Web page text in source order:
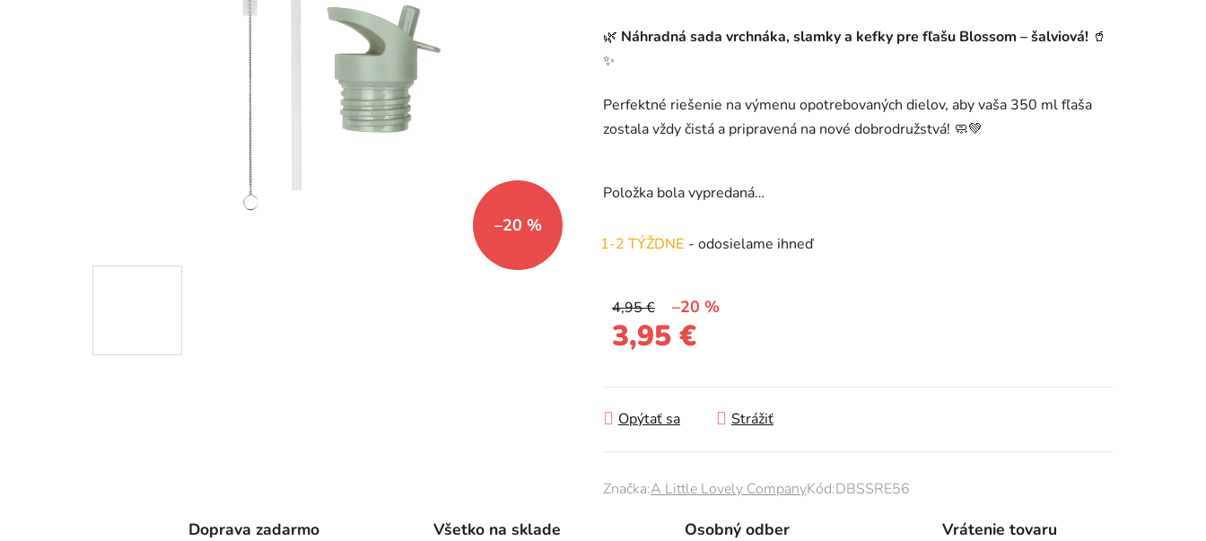
je
0,0
🌿 Náhradná sada vrchnáka, slamky a kefky pre fľašu Blossom – šalviová! 🥤
✨
Perfektné riešenie na výmenu opotrebovaných dielov, aby vaša 350 ml fľaša
zostala vždy čistá a pripravená na nové dobrodružstvá! 🧼💚
Položka bola vypredaná…
1-2 TÝŽDNE - odosielame ihneď
4,95 € –20 %
3,95 €
Opýtať sa Strážiť
Značka:A Little Lovely CompanyKód:DBSSRE56
–20 %
Doprava zadarmo Všetko na sklade Osobný odber Vrátenie tovaru